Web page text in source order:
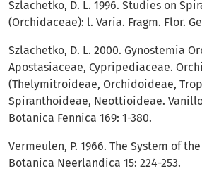
Szlachetko, D. L. 1996. Studies on
(Orchidaceae): l. Varia. Fragm. Flor.
Szlachetko, D. L. 2000. Gynostemia
Apostasiaceae, Cypripediaceae.
(Thelymitroideae, Orchidoideae,
Spiranthoideae, Neottioideae.
Botanica Fennica 169: 1-380.
Vermeulen, P. 1966. The System of
Botanica Neerlandica 15: 224-253.